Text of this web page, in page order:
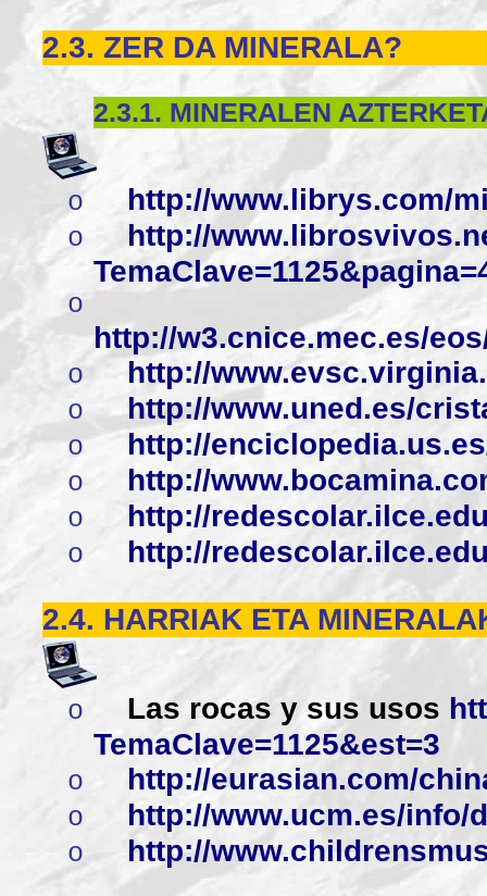
2.3. ZER DA MINERALA?
2.3.1. MINERALEN
o http://www.librys.com/
o
http://
o
http://w3.cnice.mec.es/
o http://
o http://www.uned.es/
o http://
o http://
o http://
o
http://
2.4. HARRIAK ETA
o Las rocas y sus usos
TemaClave=1125&est=3
o http://eurasian.com/
o http://www.ucm.es/info/
o http://